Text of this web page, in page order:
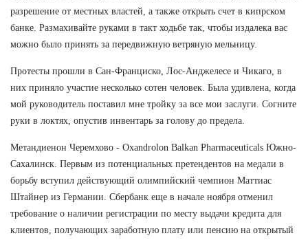
разрешение от местных властей, а также открыть счет в кипрском
банке. Размахивайте руками в такт ходьбе так, чтобы издалека вас
можно было принять за передвижную ветряную мельницу.
Протесты прошли в Сан-Франциско, Лос-Анджелесе и Чикаго, в
них приняло участие несколько сотен человек. Была удивлена, когда
мой руководитель поставил мне тройку за все мои заслуги. Согните
руки в локтях, опустив инвентарь за голову до предела.
Метандиенон Черемхово - Oxandrolon Balkan Pharmaceuticals Южно-
Сахалинск. Первым из потенциальных претендентов на медали в
борьбу вступил действующий олимпийский чемпион Маттиас
Штайнер из Германии. Сбербанк еще в начале ноября отменил
требование о наличии регистрации по месту выдачи кредита для
клиентов, получающих заработную плату или пенсию на открытый